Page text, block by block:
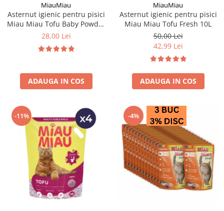
MiauMiau
Asternut igienic pentru pisici
Miau Miau Tofu Baby Powder
6L
28,00 Lei
ADAUGA IN COS
MiauMiau
Asternut igienic pentru pisici
Miau Miau Tofu Fresh 10L
50,00 Lei
42,99 Lei
ADAUGA IN COS
-11% -4%